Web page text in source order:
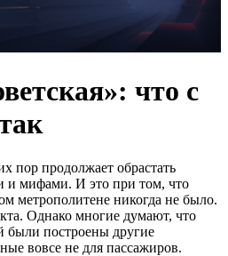
что с
пор продолжает обрастать
и мифами. И это при том, что
метрополитене никогда не было.
Однако многие думают, что
были построены другие
вовсе не для пассажиров.